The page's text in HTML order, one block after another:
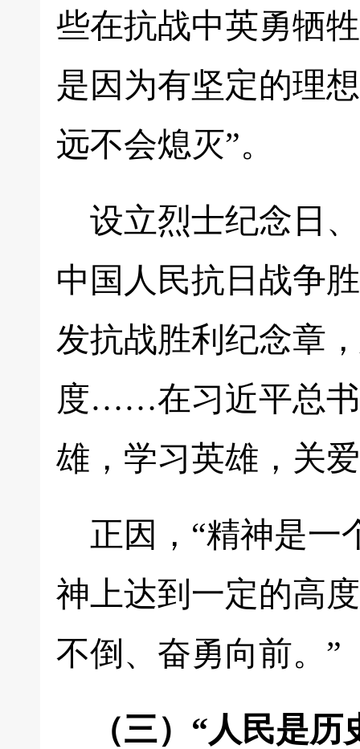
些在抗战中英勇牺
是因为有坚定的理
远不会熄灭”。
设立烈士纪念日
中国人民抗日战争
发抗战胜利纪念章
度……在习近平总书
雄，学习英雄，关
正因，“精神是一
神上达到一定的高
不倒、奋勇向前。”
（三）“人民是